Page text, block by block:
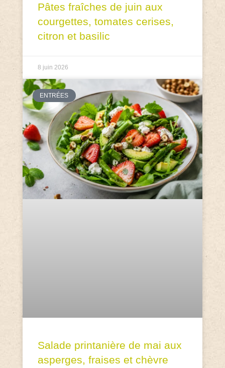
Pâtes fraîches de juin aux
courgettes, tomates cerises,
citron et basilic
8 juin 2026
ENTRÉES
Salade printanière de mai aux
asperges, fraises et chèvre